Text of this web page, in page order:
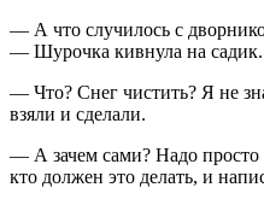
— А что случилось с
— Шурочка кивнула на садик.
— Что? Снег чистить? Я не
взяли и сделали.
— А зачем сами? Надо просто
кто должен это делать, и